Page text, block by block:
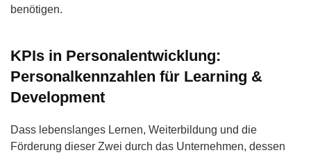
benötigen.
KPIs in Personalentwicklung:
Personalkennzahlen für Learning &
Development
Dass lebenslanges Lernen, Weiterbildung und die
Förderung dieser Zwei durch das Unternehmen, dessen